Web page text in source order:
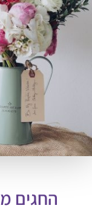
החגים